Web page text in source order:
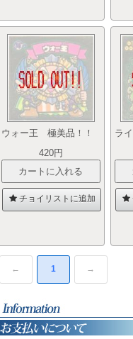
ウォー王 極美品！！
420円
チョイリストに追加
ラ
← 1 →